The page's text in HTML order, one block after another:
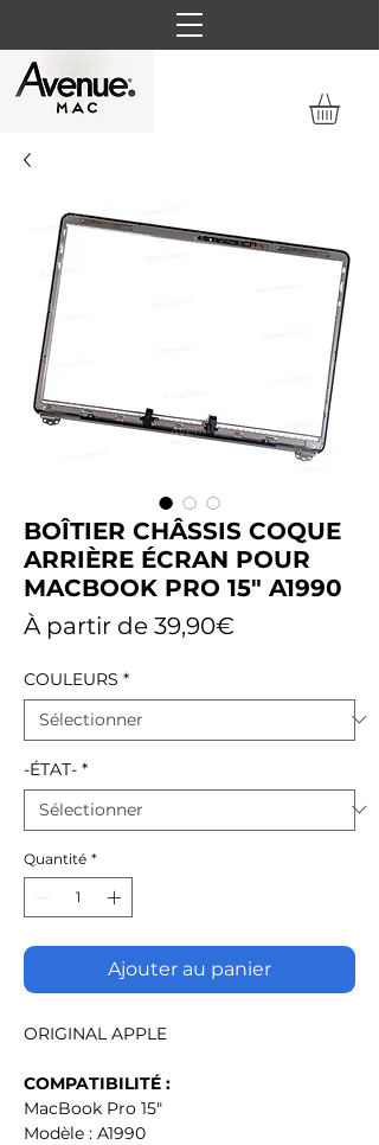
BOÎTIER CHÂSSIS COQUE
ARRIÈRE ÉCRAN POUR
MACBOOK PRO 15" A1990
À partir de 39,90€
COULEURS *
-ÉTAT- *
Quantité *
Ajouter au panier
ORIGINAL APPLE
COMPATIBILITÉ :
MacBook Pro 15"
Modèle : A1990